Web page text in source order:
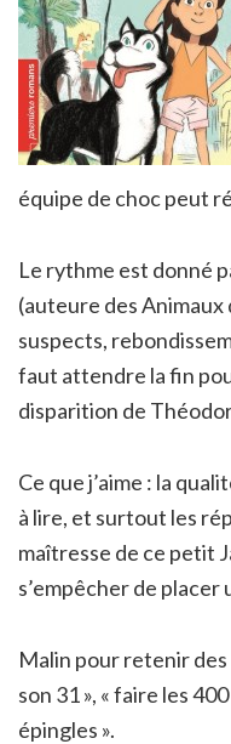
équipe de choc peut
Le rythme est donné
(auteure des
suspects,
faut attendre la fin
disparition de
Ce que j’aime : la
à lire, et surtout les
maîtresse de ce petit
s’empêcher de
Malin pour retenir
son 31 », « faire les
épingles ».